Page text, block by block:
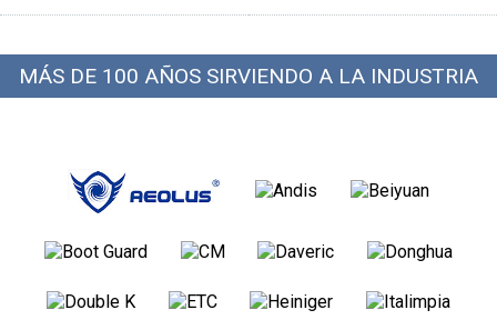
MÁS DE 100 AÑOS SIRVIENDO A LA INDUSTRIA